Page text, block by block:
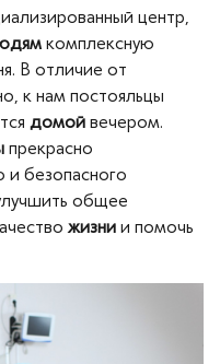
центр,
комплексную
В отличие от
к нам постояльцы
домой вечером.
прекрасно
безопасного
общее
жизни и помочь